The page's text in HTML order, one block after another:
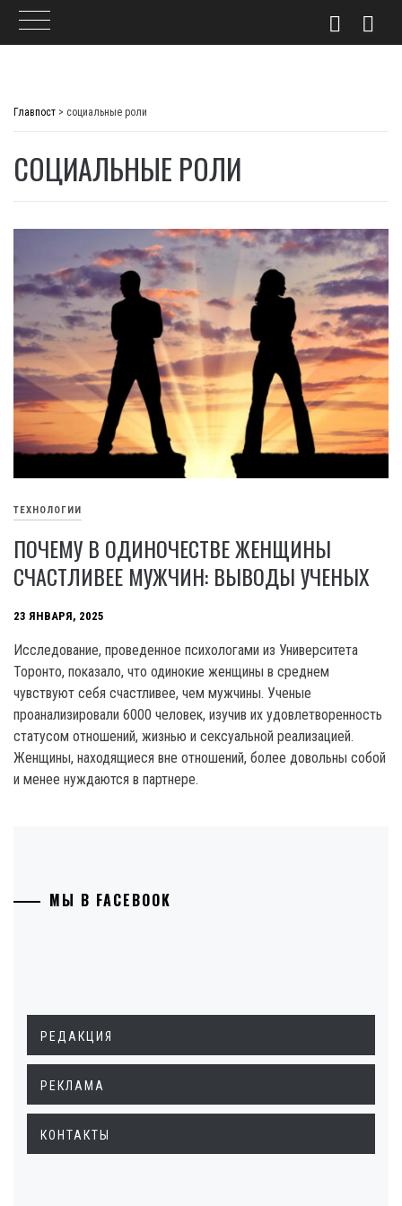
Главпост > социальные роли
СОЦИАЛЬНЫЕ РОЛИ
ТЕХНОЛОГИИ
ПОЧЕМУ В ОДИНОЧЕСТВЕ ЖЕНЩИНЫ
СЧАСТЛИВЕЕ МУЖЧИН: ВЫВОДЫ УЧЕНЫХ
23 ЯНВАРЯ, 2025
Исследование, проведенное психологами из Университета
Торонто, показало, что одинокие женщины в среднем
чувствуют себя счастливее, чем мужчины. Ученые
проанализировали 6000 человек, изучив их удовлетворенность
статусом отношений, жизнью и сексуальной реализацией.
Женщины, находящиеся вне отношений, более довольны собой
и менее нуждаются в партнере.
МЫ В FACEBOOK
РЕДАКЦИЯ
РЕКЛАМА
КОНТАКТЫ